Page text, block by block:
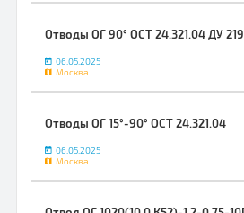
Отводы ОГ 90° ОСТ 24.321.04 ДУ
06.05.2025
Москва
Отводы ОГ 15°-90° ОСТ 24.321.04
06.05.2025
Москва